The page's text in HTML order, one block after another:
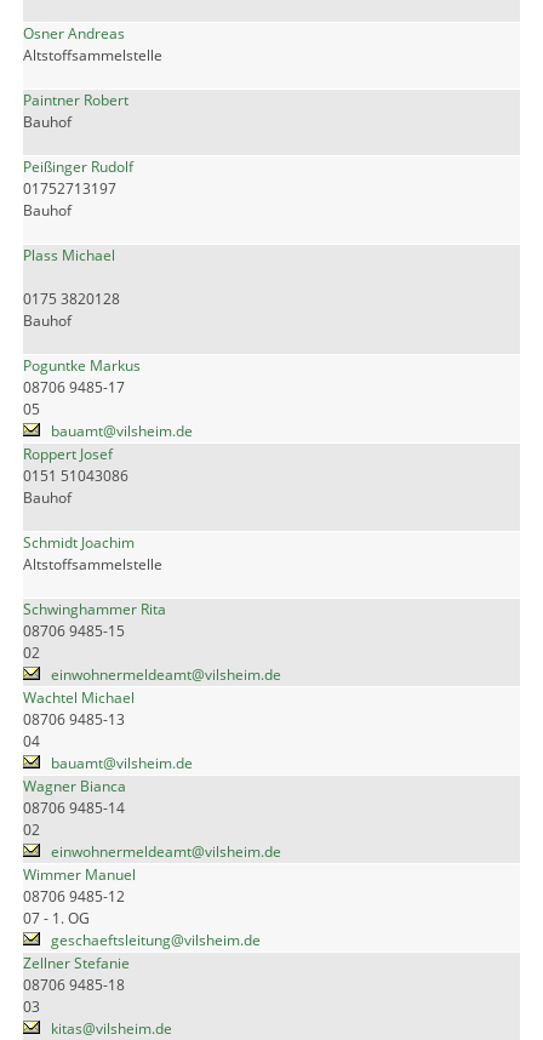
Osner Andreas
Altstoffsammelstelle
Paintner Robert
Bauhof
Peißinger Rudolf
01752713197
Bauhof
Plass Michael
0175 3820128
Bauhof
Poguntke Markus
08706 9485-17
05
bauamt@vilsheim.de
Roppert Josef
0151 51043086
Bauhof
Schmidt Joachim
Altstoffsammelstelle
Schwinghammer Rita
08706 9485-15
02
einwohnermeldeamt@vilsheim.de
Wachtel Michael
08706 9485-13
04
bauamt@vilsheim.de
Wagner Bianca
08706 9485-14
02
einwohnermeldeamt@vilsheim.de
Wimmer Manuel
08706 9485-12
07 - 1. OG
geschaeftsleitung@vilsheim.de
Zellner Stefanie
08706 9485-18
03
kitas@vilsheim.de